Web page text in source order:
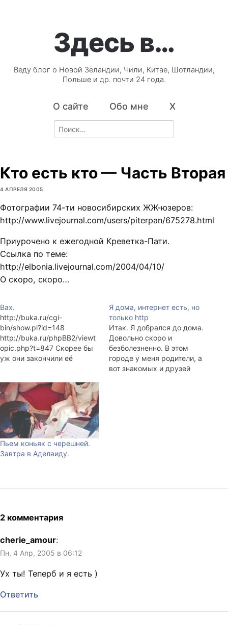
Здесь в…
Веду блог о Новой Зеландии, Чили, Китае, Шотландии,
Польше и др. почти 24 года.
О сайте Обо мне X
Search
for:
Кто есть кто — Часть Вторая
4 АПРЕЛЯ 2005
Фотографии 74-ти новосибирских ЖЖ-юзеров:
http://www.livejournal.com/users/piterpan/675278.html
Приурочено к ежегодной Креветка-Пати.
Ссылка по теме:
http://elbonia.livejournal.com/2004/04/10/
О скоро, скоро…
Вах.
http://buka.ru/cgi-
bin/show.pl?id=148
http://buka.ru/phpBB2/viewt
opic.php?t=847 Скорее бы
уж они закончили её
приятственно будет
увидеть свою игру на
прилавке магазина.
Я дома, интернет есть, но
только http
Итак. Я добрался до дома.
Довольно скоро и
безболезненно. В этом
городе у меня родители, а
вот знакомых и друзей
Пьем коньяк с черешней.
Завтра в Аделаиду.
2 комментария
cherie_amour:
Пн, 4 Апр, 2005 в 06:12
Ух ты! Теперб и я есть )
Ответить